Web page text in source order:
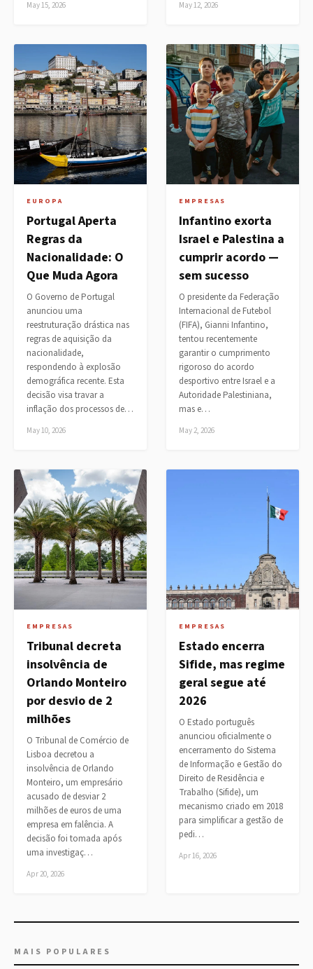
May 15, 2026 May 12, 2026
EUROPA
Portugal Aperta
Regras da
Nacionalidade: O
Que Muda Agora
O Governo de Portugal
anunciou uma
reestruturação drástica nas
regras de aquisição da
nacionalidade,
respondendo à explosão
demográfica recente. Esta
decisão visa travar a
inflação dos processos de…
May 10, 2026
EMPRESAS
Infantino exorta
Israel e Palestina a
cumprir acordo —
sem sucesso
O presidente da Federação
Internacional de Futebol
(FIFA), Gianni Infantino,
tentou recentemente
garantir o cumprimento
rigoroso do acordo
desportivo entre Israel e a
Autoridade Palestiniana,
mas e…
May 2, 2026
EMPRESAS
Tribunal decreta
insolvência de
Orlando Monteiro
por desvio de 2
milhões
O Tribunal de Comércio de
Lisboa decretou a
insolvência de Orlando
Monteiro, um empresário
acusado de desviar 2
milhões de euros de uma
empresa em falência. A
decisão foi tomada após
uma investigaç…
Apr 20, 2026
EMPRESAS
Estado encerra
Sifide, mas regime
geral segue até
2026
O Estado português
anunciou oficialmente o
encerramento do Sistema
de Informação e Gestão do
Direito de Residência e
Trabalho (Sifide), um
mecanismo criado em 2018
para simplificar a gestão de
pedi…
Apr 16, 2026
MAIS POPULARES